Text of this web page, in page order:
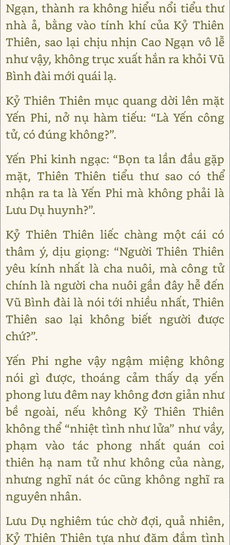
Ngạn, thành ra không hiểu nổi tiểu thư
nhà ả, bằng vào tính khí của Kỷ Thiên
Thiên, sao lại chịu nhịn Cao Ngạn vô lễ
như vậy, không trục xuất hắn ra khỏi Vũ
Bình đài mới quái lạ.
Kỷ Thiên Thiên mục quang dời lên mặt
Yến Phi, nở nụ hàm tiếu: “Là Yến công
tử, có đúng không?”.
Yến Phi kinh ngạc: “Bọn ta lần đầu gặp
mặt, Thiên Thiên tiểu thư sao có thể
nhận ra ta là Yến Phi mà không phải là
Lưu Dụ huynh?”.
Kỷ Thiên Thiên liếc chàng một cái có
thâm ý, dịu giọng: “Người Thiên Thiên
yêu kính nhất là cha nuôi, mà công tử
chính là người cha nuôi gần đây hễ đến
Vũ Bình đài là nói tới nhiều nhất, Thiên
Thiên sao lại không biết người được
chứ?”.
Yến Phi nghe vậy ngậm miệng không
nói gì được, thoáng cảm thấy dạ yến
phong lưu đêm nay không đơn giản như
bề ngoài, nếu không Kỷ Thiên Thiên
không thể “nhiệt tình như lửa” như vầy,
phạm vào tác phong nhất quán coi
thiên hạ nam tử như không của nàng,
nhưng nghĩ nát óc cũng không nghĩ ra
nguyên nhân.
Lưu Dụ nghiêm túc chờ đợi, quả nhiên,
Kỷ Thiên Thiên tựa như đăm đắm tình